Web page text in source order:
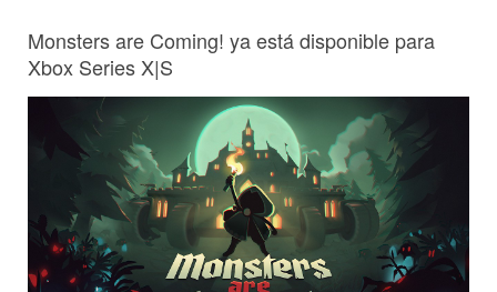
Monsters are Coming! ya está disponible para
Xbox Series X|S